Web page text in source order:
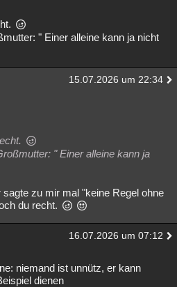
" Einer alleine kann ja nicht
15.07.2026 um 22:34
" Einer alleine kann ja
zu mir mal "keine Regel ohne
du recht.
16.07.2026 um 07:12
niemand ist unnütz, er kann
dienen